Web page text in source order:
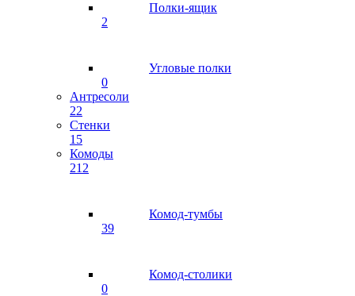
Полки-ящик
2
Угловые полки
0
Антресоли
22
Стенки
15
Комоды
212
Комод-тумбы
39
Комод-столики
0